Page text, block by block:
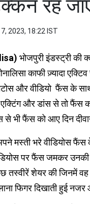
रह
2023, 18:22 IST
भोजपुरी इंडस्ट्री की
काफी ज़्यादा
और वीडियो फैंस के
एक्टिंग और डांस से तो फैंस
भी फैंस को आए दिन
मस्ती भरे वीडियोस
पर फैंस जमकर
तस्वीरें शेयर की जिनमें
फिगर दिखाती हुई नजर